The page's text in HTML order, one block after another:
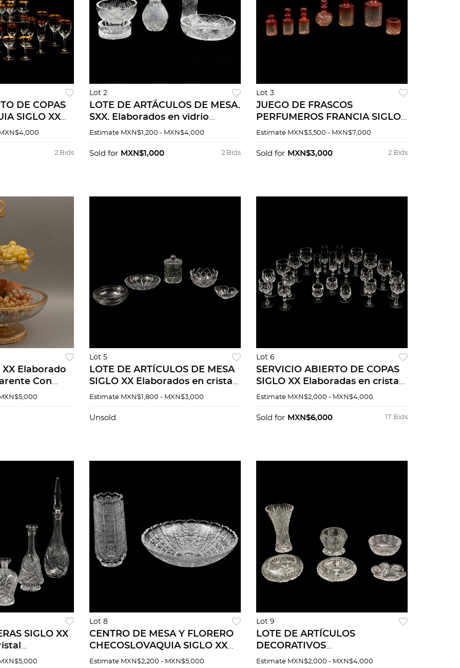
DE COPAS
SIGLO XX
2 Bids
Lot 2
LOTE DE ARTÃCULOS DE MESA.
SXX. Elaborados en vidrio
transparente. Decoraciones en
orgÃ¡nicas. 5 pz
Estimate MXN$1,200 - MXN$4,000
2 Bids
Sold for MXN$1,000
Lot 3
JUEGO DE FRASCOS
PERFUMEROS FRANCIA SIGLO
XX Elaborados en cristal Uno
degradado 23 cm al...
Estimate MXN$3,500 - MXN$7,000
2 Bids
Sold for MXN$3,000
XX Elaborado
Con
dorado
Lot 5
LOTE DE ARTÍCULOS DE MESA
SIGLO XX Elaborados en cristal
transparente Decoración
Consta de dulc...
Estimate MXN$1,800 - MXN$3,000
Unsold
Lot 6
SERVICIO ABIERTO DE COPAS
SIGLO XX Elaboradas en cristal
transparente Fuste diamantado
de co...
Estimate MXN$2,000 - MXN$4,000
17 Bids
Sold for MXN$6,000
SIGLO XX
Lot 8
CENTRO DE MESA Y FLORERO
CHECOSLOVAQUIA SIGLO XX
Elaborados en cristal cortado
Estimate MXN$2,200 - MXN$5,000
Lot 9
LOTE DE ARTÍCULOS
DECORATIVOS
CHECOSLOVAQUIA SIGLO XX
Estimate MXN$2,000 - MXN$4,000